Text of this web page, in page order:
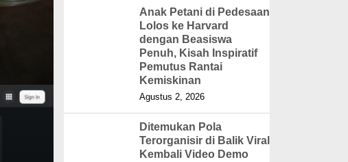
Anak Petani di Pedesaan
Lolos ke Harvard
dengan Beasiswa
Penuh, Kisah Inspiratif
Pemutus Rantai
Kemiskinan
Agustus 2, 2026
Ditemukan Pola
Terorganisir di Balik Viral
Kembali Video Demo